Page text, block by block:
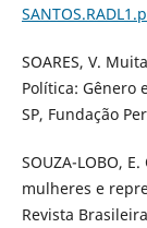
SOARES, V.
Política: Gênero
SP, Fundação
SOUZA-LOBO,
mulheres e
Revista